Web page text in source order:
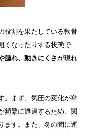
役割を果たしている軟骨
くなったりする状態で
腫れ、動きにくさが現れ
。まず、気圧の変化が挙
頻繁に通過するため、関
ます。また、冬の間に運